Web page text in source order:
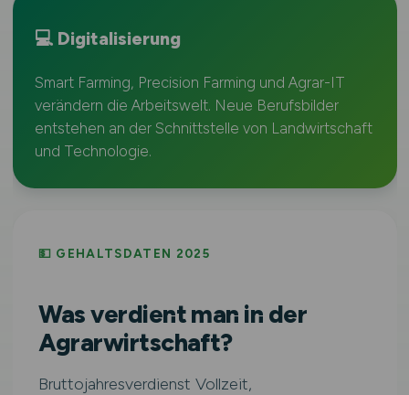
💻 Digitalisierung
Smart Farming, Precision Farming und Agrar-IT
verändern die Arbeitswelt. Neue Berufsbilder
entstehen an der Schnittstelle von Landwirtschaft
und Technologie.
💵 GEHALTSDATEN 2025
Was verdient man in der
Agrarwirtschaft?
Bruttojahresverdienst Vollzeit,